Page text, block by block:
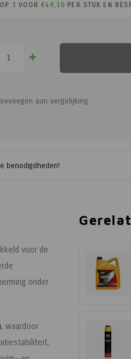
3 VOOR€49,10 PER STUK EN
aan vergelijking
benodigdheden!
voor de
onder
, waardoor